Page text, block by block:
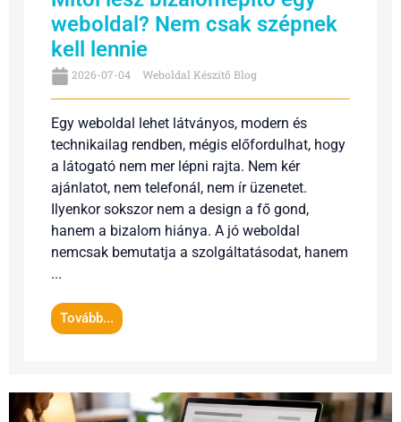
weboldal? Nem csak szépnek
kell lennie
2026-07-04 Weboldal Készítő Blog
Egy weboldal lehet látványos, modern és
technikailag rendben, mégis előfordulhat, hogy
a látogató nem mer lépni rajta. Nem kér
ajánlatot, nem telefonál, nem ír üzenetet.
Ilyenkor sokszor nem a design a fő gond,
hanem a bizalom hiánya. A jó weboldal
nemcsak bemutatja a szolgáltatásodat, hanem
...
Tovább...